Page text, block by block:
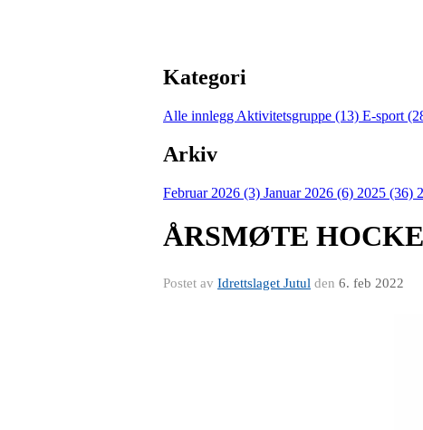
Kategori
Alle innlegg Aktivitetsgruppe (13) E-sport
Arkiv
Februar 2026 (3) Januar 2026 (6) 2025 (36)
ÅRSMØTE
Postet av Idrettslaget Jutul den 6. feb 2022